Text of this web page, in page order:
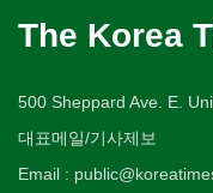
The Korea
500 Sheppard Ave. E.
대표메일/기사제보
Email :